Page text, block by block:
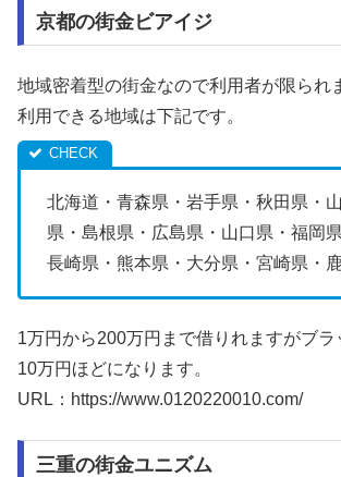
京都の街金ビアイジ
地域密着型の街金なので利用者が限られ
利用できる地域は下記です。
北海道・青森県・岩手県・秋田県・
県・島根県・広島県・山口県・福岡
長崎県・熊本県・大分県・宮崎県・
1万円から200万円まで借りれますがブ
10万円ほどになります。
URL：https://www.0120220010.com/
三重の街金ユニズム